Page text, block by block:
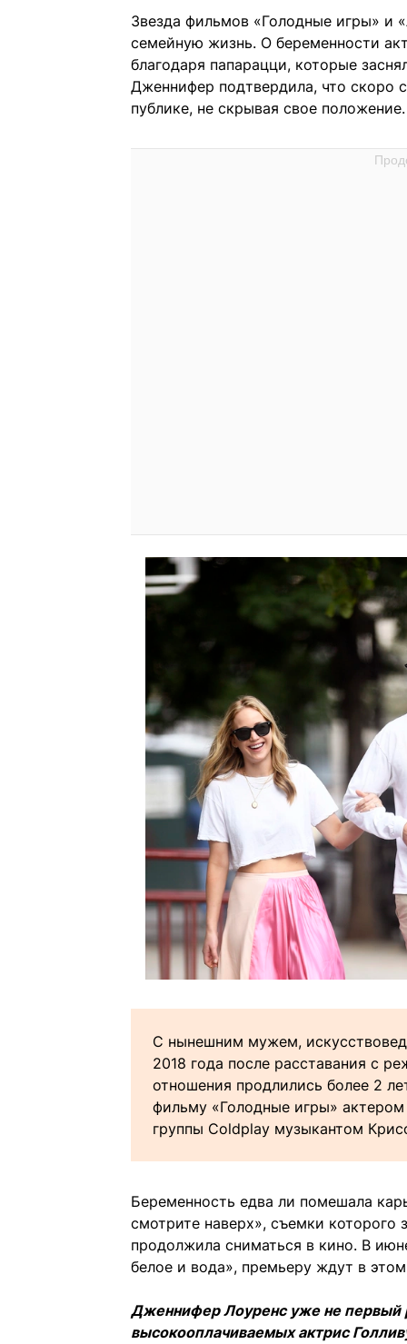
Звезда фильмов «Голодные игры» и
семейную жизнь. О беременности
благодаря папарацци, которые
Дженнифер подтвердила, что скоро
публике, не скрывая свое
С нынешним мужем,
2018 года после расставания с
отношения продлились более 2
фильму «Голодные игры»
группы Coldplay музыкантом
Беременность едва ли помешала
смотрите наверх», съемки
продолжила сниматься в кино. В
белое и вода», премьеру ждут в этом
Дженнифер Лоуренс уже не первый
высокооплачиваемых актрис